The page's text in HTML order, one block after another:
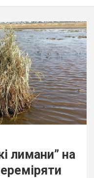
лимани” на